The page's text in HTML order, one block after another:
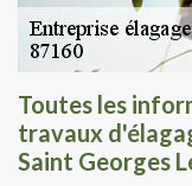
Toutes les
travaux
Saint Georges